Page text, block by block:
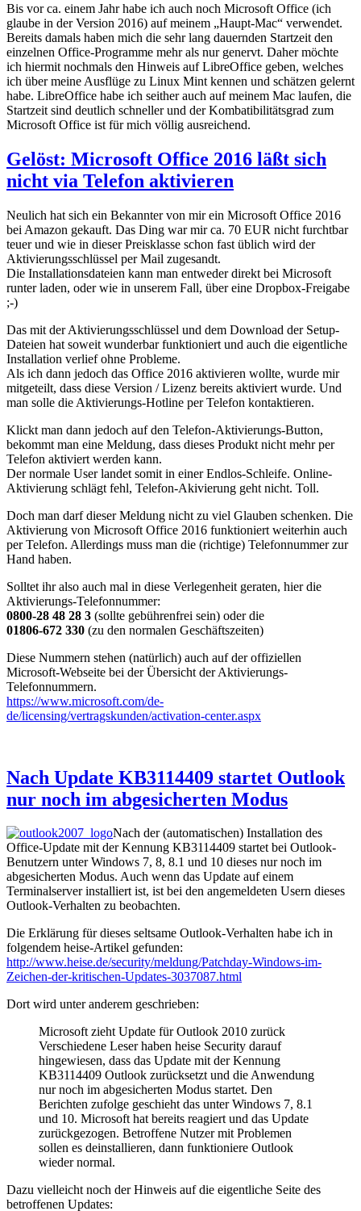
Bis vor ca. einem Jahr habe ich auch noch Microsoft Office (ich
glaube in der Version 2016) auf meinem „Haupt-Mac“ verwendet.
Bereits damals haben mich die sehr lang dauernden Startzeit den
einzelnen Office-Programme mehr als nur genervt. Daher möchte
ich hiermit nochmals den Hinweis auf LibreOffice geben, welches
ich über meine Ausflüge zu Linux Mint kennen und schätzen gelernt
habe. LibreOffice habe ich seither auch auf meinem Mac laufen, die
Startzeit sind deutlich schneller und der Kombatibilitätsgrad zum
Microsoft Office ist für mich völlig ausreichend.
Gelöst: Microsoft Office 2016 läßt sich
nicht via Telefon aktivieren
Neulich hat sich ein Bekannter von mir ein Microsoft Office 2016
bei Amazon gekauft. Das Ding war mir ca. 70 EUR nicht furchtbar
teuer und wie in dieser Preisklasse schon fast üblich wird der
Aktivierungsschlüssel per Mail zugesandt.
Die Installationsdateien kann man entweder direkt bei Microsoft
runter laden, oder wie in unserem Fall, über eine Dropbox-Freigabe
;-)
Das mit der Aktivierungsschlüssel und dem Download der Setup-
Dateien hat soweit wunderbar funktioniert und auch die eigentliche
Installation verlief ohne Probleme.
Als ich dann jedoch das Office 2016 aktivieren wollte, wurde mir
mitgeteilt, dass diese Version / Lizenz bereits aktiviert wurde. Und
man solle die Aktivierungs-Hotline per Telefon kontaktieren.
Klickt man dann jedoch auf den Telefon-Aktivierungs-Button,
bekommt man eine Meldung, dass dieses Produkt nicht mehr per
Telefon aktiviert werden kann.
Der normale User landet somit in einer Endlos-Schleife. Online-
Aktivierung schlägt fehl, Telefon-Akivierung geht nicht. Toll.
Doch man darf dieser Meldung nicht zu viel Glauben schenken. Die
Aktivierung von Microsoft Office 2016 funktioniert weiterhin auch
per Telefon. Allerdings muss man die (richtige) Telefonnummer zur
Hand haben.
Solltet ihr also auch mal in diese Verlegenheit geraten, hier die
Aktivierungs-Telefonnummer:
0800-28 48 28 3 (sollte gebührenfrei sein) oder die
01806-672 330 (zu den normalen Geschäftszeiten)
Diese Nummern stehen (natürlich) auch auf der offiziellen
Microsoft-Webseite bei der Übersicht der Aktivierungs-
Telefonnummern.
https://www.microsoft.com/de-
de/licensing/vertragskunden/activation-center.aspx
Nach Update KB3114409 startet Outlook
nur noch im abgesicherten Modus
Nach der (automatischen) Installation des
Office-Update mit der Kennung KB3114409 startet bei Outlook-
Benutzern unter Windows 7, 8, 8.1 und 10 dieses nur noch im
abgesicherten Modus. Auch wenn das Update auf einem
Terminalserver installiert ist, ist bei den angemeldeten Usern dieses
Outlook-Verhalten zu beobachten.
Die Erklärung für dieses seltsame Outlook-Verhalten habe ich in
folgendem heise-Artikel gefunden:
http://www.heise.de/security/meldung/Patchday-Windows-im-
Zeichen-der-kritischen-Updates-3037087.html
Dort wird unter anderem geschrieben:
Microsoft zieht Update für Outlook 2010 zurück
Verschiedene Leser haben heise Security darauf
hingewiesen, dass das Update mit der Kennung
KB3114409 Outlook zurücksetzt und die Anwendung
nur noch im abgesicherten Modus startet. Den
Berichten zufolge geschieht das unter Windows 7, 8.1
und 10. Microsoft hat bereits reagiert und das Update
zurückgezogen. Betroffene Nutzer mit Problemen
sollen es deinstallieren, dann funktioniere Outlook
wieder normal.
Dazu vielleicht noch der Hinweis auf die eigentliche Seite des
betroffenen Updates: